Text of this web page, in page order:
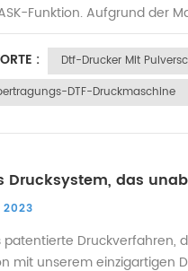
Funktion. Aufgrund der
können nicht rechtzeitig
Testfunktion des Druckers
:
Dtf-Drucker Mit
DTF-Druckmaschine
Drucksystem, das
2023
patentierte Druckverfahren,
mit unserem einzigartigen